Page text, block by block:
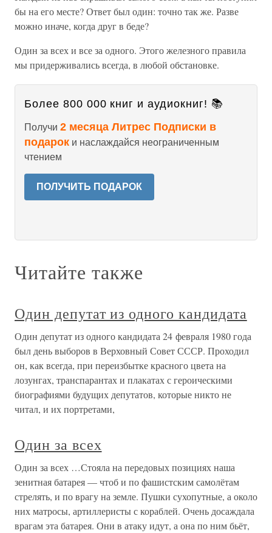
бы на его месте? Ответ был один: точно так же. Разве
можно иначе, когда друг в беде?
Один за всех и все за одного. Этого железного правила
мы придерживались всегда, в любой обстановке.
Более 800 000 книг и аудиокниг! 📚
Получи 2 месяца Литрес Подписки в
подарок и наслаждайся неограниченным
чтением
ПОЛУЧИТЬ ПОДАРОК
Читайте также
Один депутат из одного кандидата
Один депутат из одного кандидата 24 февраля 1980 года
был день выборов в Верховный Совет СССР. Проходил
он, как всегда, при переизбытке красного цвета на
лозунгах, транспарантах и плакатах с героическими
биографиями будущих депутатов, которые никто не
читал, и их портретами,
Один за всех
Один за всех …Стояла на передовых позициях наша
зенитная батарея — чтоб и по фашистским самолётам
стрелять, и по врагу на земле. Пушки сухопутные, а около
них матросы, артиллеристы с кораблей. Очень досаждала
врагам эта батарея. Они в атаку идут, а она по ним бьёт,